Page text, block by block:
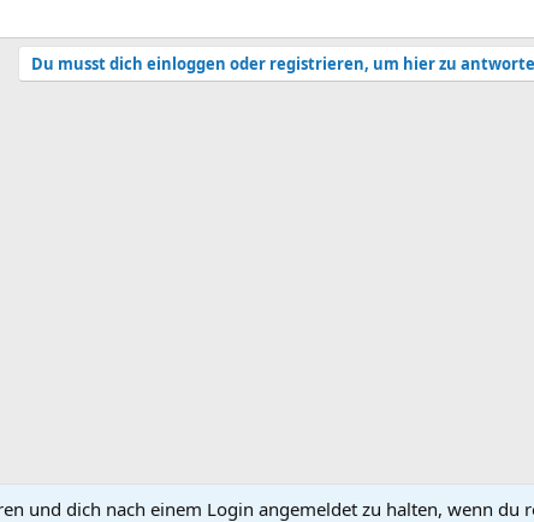
Du musst dich einloggen oder registrieren, um hier zu
und dich nach einem Login angemeldet zu halten, wenn du